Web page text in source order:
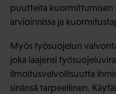
puutteita kuormittumisen
arvioinnissa ja
Myös työsuojelun
joka laajensi
ilmoitusvelvollisuutta
sinänsä tarpeellinen.